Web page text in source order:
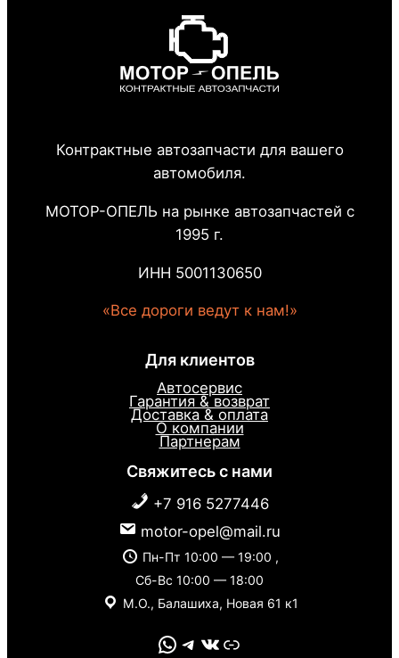
Контрактные автозапчасти для вашего
автомобиля.
МОТОР-ОПЕЛЬ на рынке автозапчастей с
1995 г.
ИНН 5001130650
«Все дороги ведут к нам!»
Для клиентов
Автосервис
Гарантия & возврат
Доставка & оплата
О компании
Партнерам
Свяжитесь с нами
+7 916 5277446
motor-opel@mail.ru
Пн-Пт 10:00 — 19:00 ,
Сб-Вс 10:00 — 18:00
М.О., Балашиха, Новая 61 к1
WhatsApp Telegram VK Link